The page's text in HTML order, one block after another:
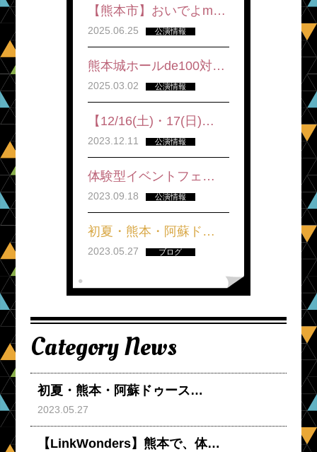
【熊本市】おいでよm…
2025.06.25 公演情報
熊本城ホールde100対…
2025.03.02 公演情報
【12/16(土)・17(日)…
2023.12.11 公演情報
体験型イベントフェ…
2023.09.18 公演情報
初夏・熊本・阿蘇ド…
2023.05.27 ブログ
Category News
初夏・熊本・阿蘇ドゥース…
2023.05.27
【LinkWonders】熊本で、体…